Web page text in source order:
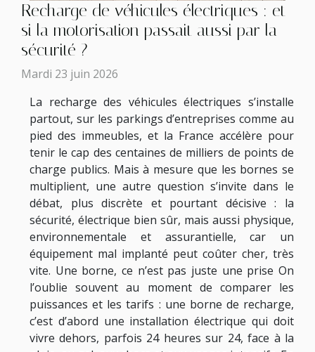
Recharge de véhicules électriques : et
si la motorisation passait aussi par la
sécurité ?
Mardi 23 juin 2026
La recharge des véhicules électriques s’installe
partout, sur les parkings d’entreprises comme au
pied des immeubles, et la France accélère pour
tenir le cap des centaines de milliers de points de
charge publics. Mais à mesure que les bornes se
multiplient, une autre question s’invite dans le
débat, plus discrète et pourtant décisive : la
sécurité, électrique bien sûr, mais aussi physique,
environnementale et assurantielle, car un
équipement mal implanté peut coûter cher, très
vite. Une borne, ce n’est pas juste une prise On
l’oublie souvent au moment de comparer les
puissances et les tarifs : une borne de recharge,
c’est d’abord une installation électrique qui doit
vivre dehors, parfois 24 heures sur 24, face à la